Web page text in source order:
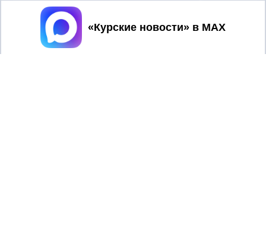
Принять